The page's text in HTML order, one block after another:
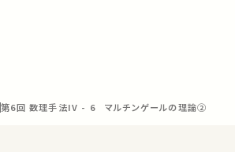
第6回 数理手法IV - 6 マルチンゲールの理論②